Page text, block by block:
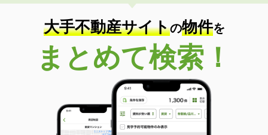
香川県高松市出作町
物件種別
貸駐車場
使用面積 -
香川県高松市東山崎町
0.44万円
香川県高松市東山崎町
物件種別 貸駐車場
使用面積
-
大手不動産サイトの物件を
まとめて検索！